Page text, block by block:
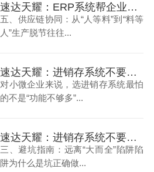
速达天耀：ERP系统帮企业理顺经营，扭亏为盈（下）
五、供应链协同：从“人等料”到“料等
人”生产脱节往往...
速达天耀：进销存系统不要随便选，够用才是最重要的（上）
对小微企业来说，选进销存系统最怕
的不是“功能不够多”...
速达天耀：进销存系统不要随便选，够用才是最重要的（下）
三、避坑指南：远离“大而全”陷阱陷
阱为什么是坑正确做...